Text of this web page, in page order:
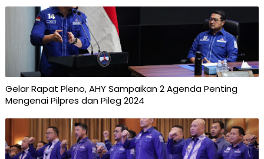
Gelar Rapat Pleno, AHY Sampaikan 2 Agenda Penting
Mengenai Pilpres dan Pileg 2024